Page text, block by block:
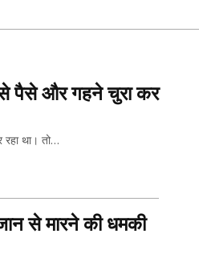
से पैसे और गहने चुरा कर
रहा था। तो…
से मारने की धमकी